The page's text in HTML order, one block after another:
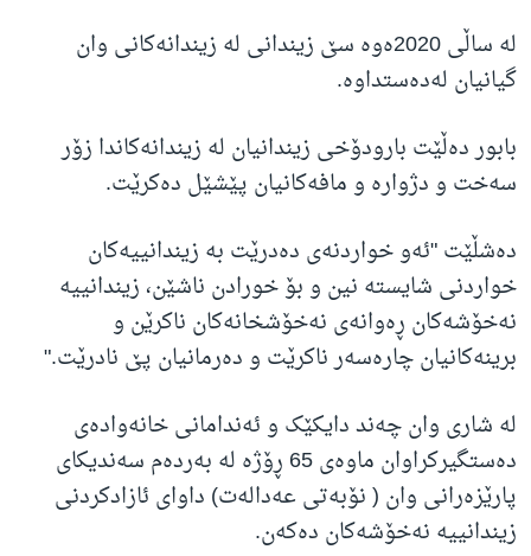
لە ساڵی 2020ەوە سێ زیندانی لە زیندانەکانی وان
گیانیان لەدەستداوە.
بابور دەڵێت بارودۆخی زیندانیان لە زیندانەکاندا زۆر
سەخت و دژوارە و مافەکانیان پێشێل دەکرێت.
دەشڵێت "ئەو خواردنەی دەدرێت بە زیندانییەکان
خواردنی شایستە نین و بۆ خورادن ناشێن، زیندانییە
نەخۆشەکان ڕەوانەی نەخۆشخانەکان ناکرێن و
برینەکانیان چارەسەر ناکرێت و دەرمانیان پێ نادرێت."
لە شاری وان چەند دایکێک و ئەندامانی خانەوادەی
دەستگیرکراوان ماوەی 65 ڕۆژە لە بەردەم سەندیکای
پارێزەرانی وان ( نۆبەتی عەدالەت) داوای ئازادکردنی
زیندانییە نەخۆشەکان دەکەن.